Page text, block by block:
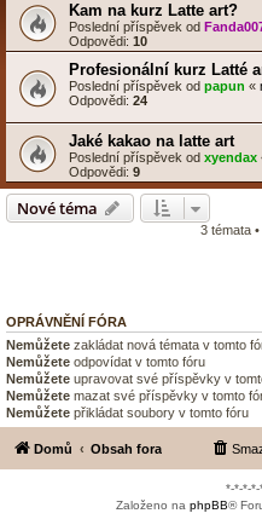
Kam na kurz Latte art?
Poslední příspěvek od
Odpovědi: 10
Profesionální kurz Latté
Poslední příspěvek od papun «
Odpovědi: 24
Jaké kakao na latte art
Poslední příspěvek od xyendax
Odpovědi: 9
Nové téma
3 témata
OPRÁVNĚNÍ FÓRA
Nemůžete zakládat nová témata v tomto
Nemůžete odpovídat v tomto fóru
Nemůžete upravovat své příspěvky v
Nemůžete mazat své příspěvky v tomto
Nemůžete přikládat soubory v tomto fóru
Domů Obsah fora
*-*-*-*-
Založeno na phpBB®